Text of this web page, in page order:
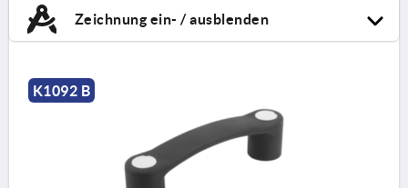
Zeichnung ein- / ausblenden
K1092 B